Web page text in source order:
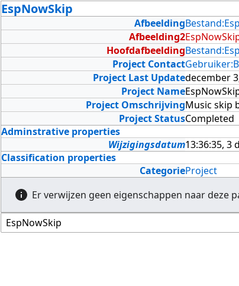
EspNowSkip
Afbeelding
Afbeelding2
Hoofdafbeelding
Project Contact
Project Last Updatedecember
Project Name
Project OmschrijvingMusic skip
Project StatusCompleted
Adminstrative properties
Wijzigingsdatum13:36:35, 3
Classification properties
CategorieProject
Er verwijzen geen eigenschappen naar deze